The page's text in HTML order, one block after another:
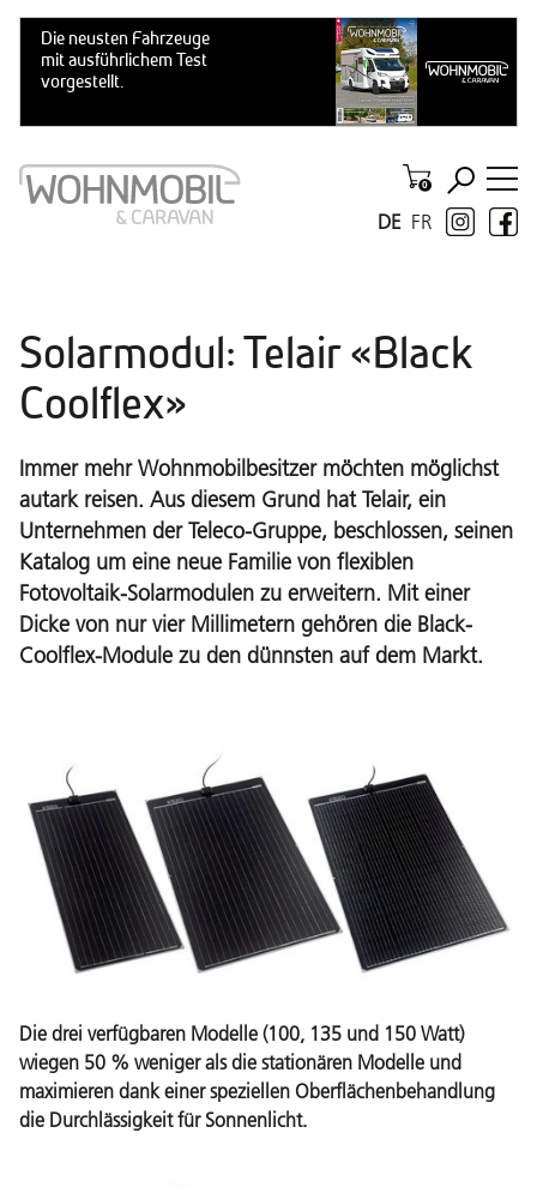
FR
DE
Solarmodul: Telair «Black
Coolflex»
Immer mehr Wohnmobilbesitzer möchten möglichst
autark reisen. Aus diesem Grund hat Telair, ein
Unternehmen der Teleco-Gruppe, beschlossen, seinen
Katalog um eine neue Familie von flexiblen
Fotovoltaik-Solarmodulen zu erweitern. Mit einer
Dicke von nur vier Millimetern gehören die Black-
Coolflex-Module zu den dünnsten auf dem Markt.
Die drei verfügbaren Modelle (100, 135 und 150 Watt)
wiegen 50 % weniger als die stationären Modelle und
maximieren dank einer speziellen Oberflächenbehandlung
die Durchlässigkeit für Sonnenlicht.